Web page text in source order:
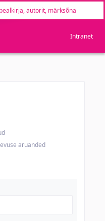
Intranet
aruanded